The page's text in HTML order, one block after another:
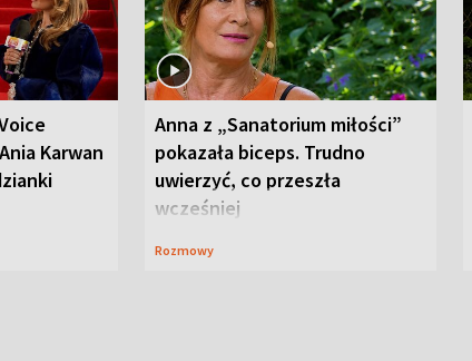
Karwan
Anna z „Sanatorium miłości”
pokazała biceps. Trudno
uwierzyć, co przeszła
wcześniej
Rozmowy